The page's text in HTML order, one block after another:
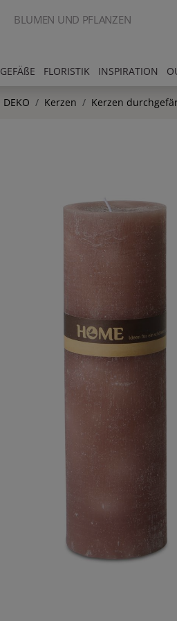
BLUMEN UND PFLANZEN
GEFÄßE FLORISTIK INSPIRATION
DEKO Kerzen Kerzen